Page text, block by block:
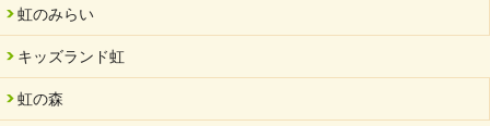
虹のみらい
キッズランド虹
虹の森